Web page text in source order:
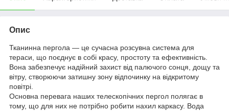
Опис
Тканинна пергола — це сучасна розсувна система для
тераси, що поєднує в собі красу, простоту та ефективність.
Вона забезпечує надійний захист від палючого сонця, дощу та
вітру, створюючи затишну зону відпочинку на відкритому
повітрі.
Основна перевага наших телескопічних пергол полягає в
тому, що для них не потрібно робити нахил каркасу. Вода